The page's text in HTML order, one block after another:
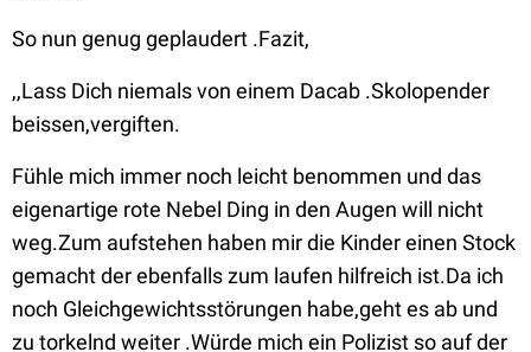
So nun genug geplaudert .Fazit,
,,Lass Dich niemals von einem Dacab .Skolopender
beissen,vergiften.
Fühle mich immer noch leicht benommen und das
eigenartige rote Nebel Ding in den Augen will nicht
weg.Zum aufstehen haben mir die Kinder einen Stock
gemacht der ebenfalls zum laufen hilfreich ist.Da ich
noch Gleichgewichtsstörungen habe,geht es ab und
zu torkelnd weiter .Würde mich ein Polizist so auf der